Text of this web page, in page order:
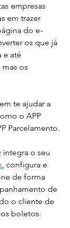
empresas
em trazer
do e-
os que já
e até
os
te ajudar a
o APP
Parcelamento.
integra o seu
, configura e
de forma
de
o cliente de
boletos.